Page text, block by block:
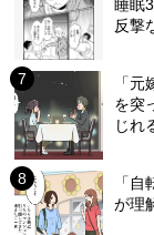
睡眠
反撃
「
を突
じれ
「
が理